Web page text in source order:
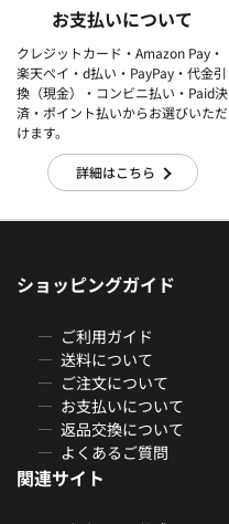
お支払いについて
クレジットカード・Amazon Pay・
楽天ぺイ・d払い・PayPay・代金引
換（現金）・コンビニ払い・Paid決
済・ポイント払いからお選びいただ
けます。
詳細はこちら
ショッピングガイド
ご利用ガイド
送料について
ご注文について
お支払いについて
返品交換について
よくあるご質問
関連サイト